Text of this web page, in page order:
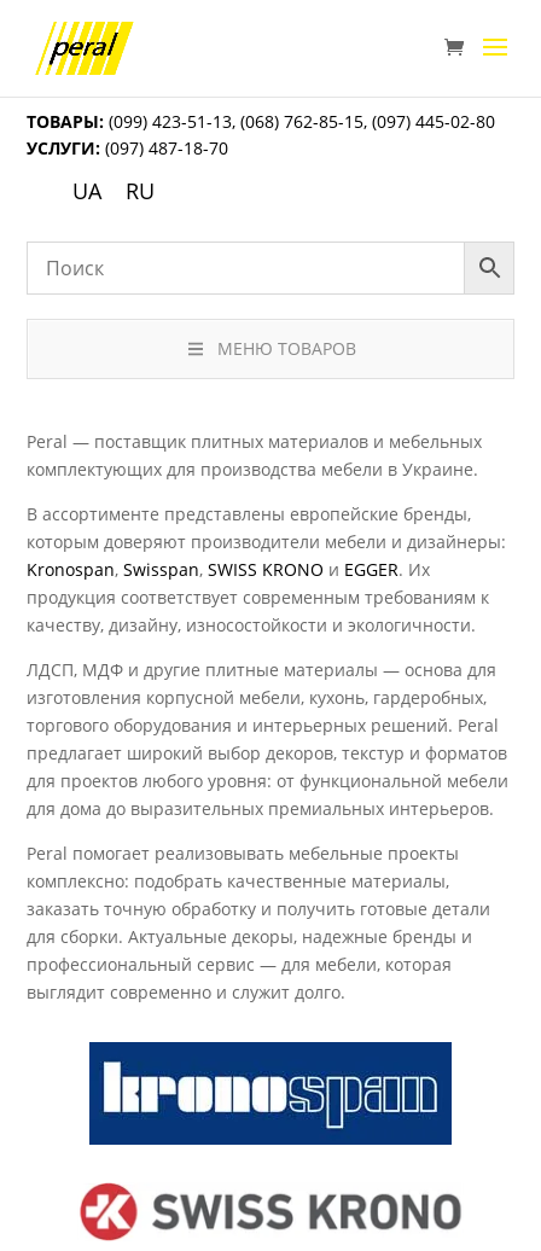
ТОВАРЫ: (099) 423-51-13,(068) 762-85-15,(097) 445-02-80
УСЛУГИ: (097) 487-18-70
UA RU
МЕНЮ ТОВАРОВ
Peral — поставщик плитных материалов и мебельных
комплектующих для производства мебели в Украине.
В ассортименте представлены европейские бренды,
которым доверяют производители мебели и дизайнеры:
Kronospan,Swisspan,SWISS KRONO и EGGER. Их
продукция соответствует современным требованиям к
качеству, дизайну, износостойкости и экологичности.
ЛДСП, МДФ и другие плитные материалы — основа для
изготовления корпусной мебели, кухонь, гардеробных,
торгового оборудования и интерьерных решений. Peral
предлагает широкий выбор декоров, текстур и форматов
для проектов любого уровня: от функциональной мебели
для дома до выразительных премиальных интерьеров.
Peral помогает реализовывать мебельные проекты
комплексно: подобрать качественные материалы,
заказать точную обработку и получить готовые детали
для сборки. Актуальные декоры, надежные бренды и
профессиональный сервис — для мебели, которая
выглядит современно и служит долго.